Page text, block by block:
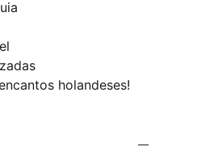
holandeses!